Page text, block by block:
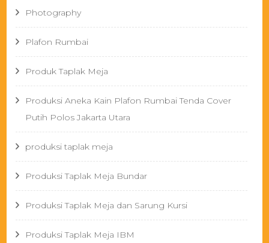
Photography
Plafon Rumbai
Produk Taplak Meja
Produksi Aneka Kain Plafon Rumbai Tenda Cover
Putih Polos Jakarta Utara
produksi taplak meja
Produksi Taplak Meja Bundar
Produksi Taplak Meja dan Sarung Kursi
Produksi Taplak Meja IBM